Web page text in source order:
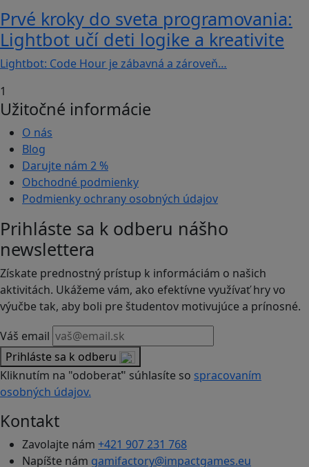
Prvé kroky do sveta programovania:
Lightbot učí deti logike a kreativite
Lightbot: Code Hour je zábavná a zároveň…
1
Užitočné informácie
O nás
Blog
Darujte nám 2 %
Obchodné podmienky
Podmienky ochrany osobných údajov
Prihláste sa k odberu nášho
newslettera
Získate prednostný prístup k informáciám o našich
aktivitách. Ukážeme vám, ako efektívne využívať hry vo
výučbe tak, aby boli pre študentov motivujúce a prínosné.
Váš email
Prihláste sa k odberu
Kliknutím na "odoberať" súhlasíte so spracovaním
osobných údajov.
Kontakt
Zavolajte nám +421 907 231 768
Napíšte nám gamifactory@impactgames.eu